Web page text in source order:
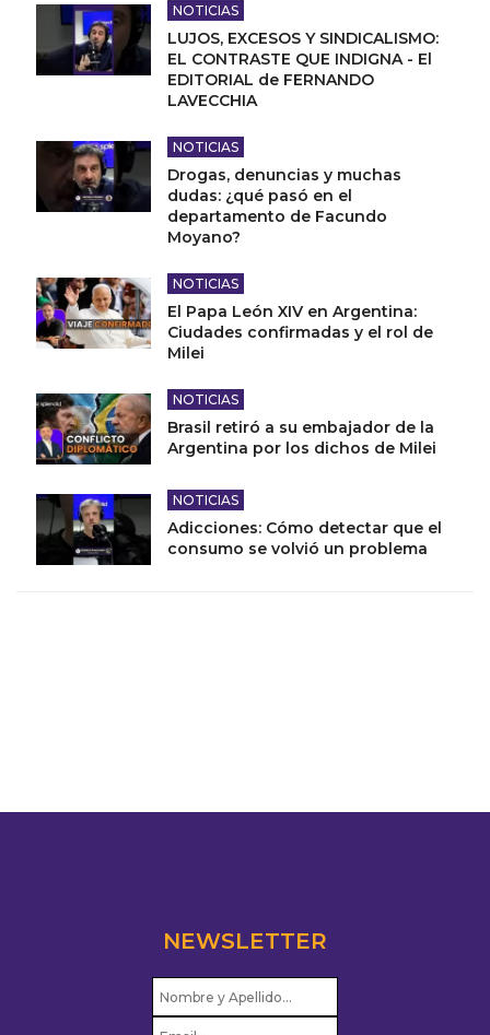
NOTICIAS
LUJOS, EXCESOS Y SINDICALISMO:
EL CONTRASTE QUE INDIGNA - El
EDITORIAL de FERNANDO
LAVECCHIA
NOTICIAS
Drogas, denuncias y muchas
dudas: ¿qué pasó en el
departamento de Facundo
Moyano?
NOTICIAS
El Papa León XIV en Argentina:
Ciudades confirmadas y el rol de
Milei
NOTICIAS
Brasil retiró a su embajador de la
Argentina por los dichos de Milei
NOTICIAS
Adicciones: Cómo detectar que el
consumo se volvió un problema
NEWSLETTER